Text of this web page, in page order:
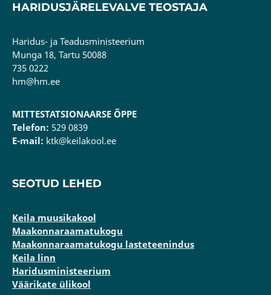
HARIDUSJÄRELEVALVE TEOSTAJA
Haridus- ja Teadusministeerium
Munga 18, Tartu 50088
735 0222
hm@hm.ee
MITTESTATSIONAARSE ÕPPE
Telefon: 529 0839
E-mail: ktk@keilakool.ee
SEOTUD LEHED
Keila muusikakool
Maakonnaraamatukogu
Maakonnaraamatukogu lasteteenindus
Keila linn
Haridusministeerium
Väärikate ülikool